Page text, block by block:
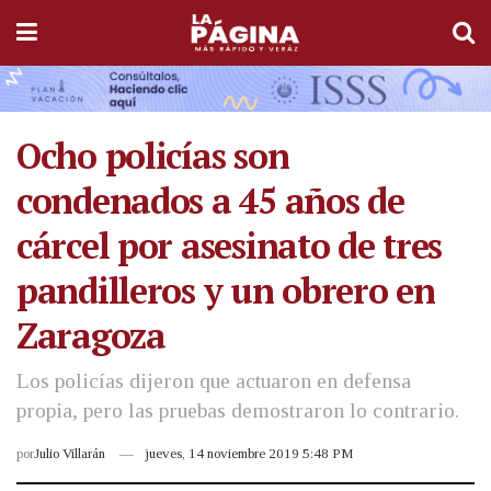
Ocho policías son
condenados a 45 años de
cárcel por asesinato de tres
pandilleros y un obrero en
Zaragoza
Los policías dijeron que actuaron en defensa
propia, pero las pruebas demostraron lo contrario.
porJulio Villarán jueves, 14 noviembre 2019 5:48 PM